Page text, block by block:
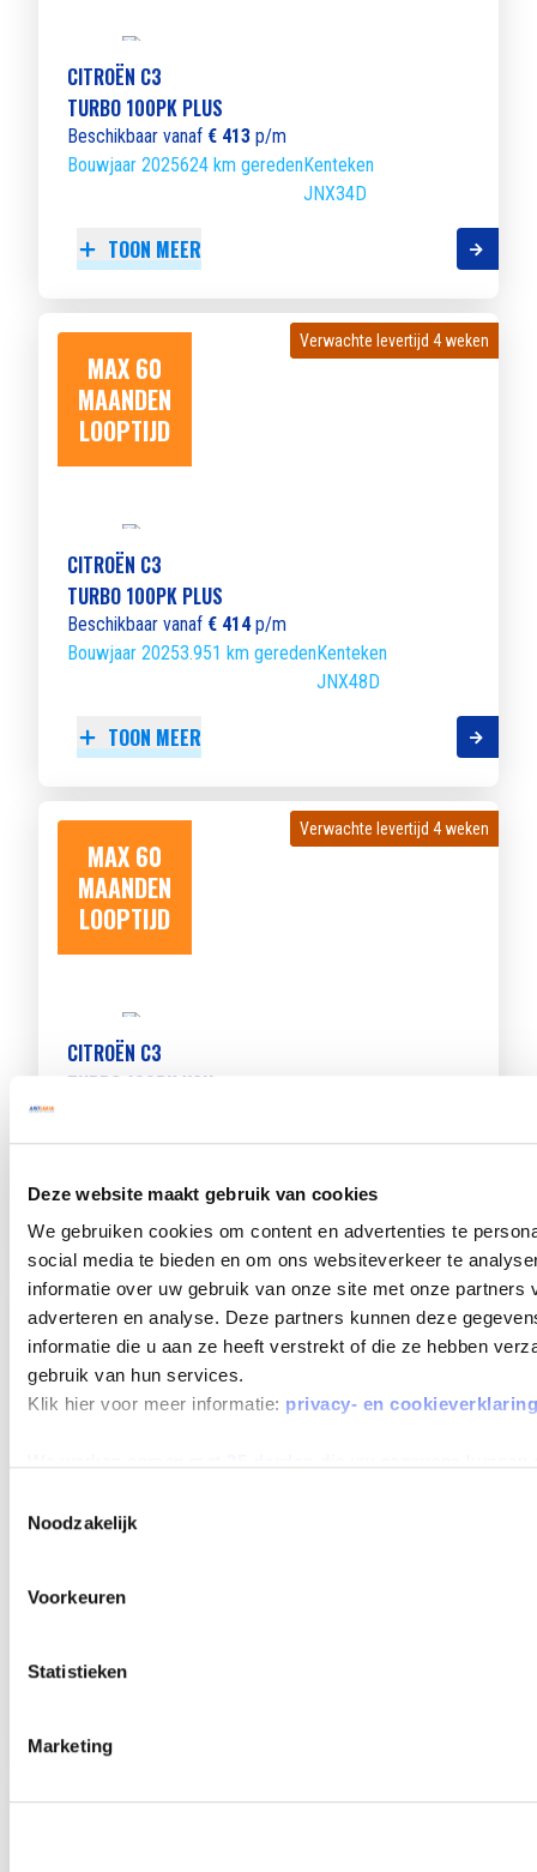
Deze website maakt gebruik van cookies
We gebruiken cookies om content en advertenties te
social media te bieden en om ons websiteverkeer te
informatie over uw gebruik van onze site met onze partners
adverteren en analyse. Deze partners kunnen deze
informatie die u aan ze heeft verstrekt of die ze hebben
gebruik van hun services.
Klik hier voor meer informatie: privacy- en cookieverklaring
Noodzakelijk
Voorkeuren
Statistieken
Marketing
CITROËN C3
TURBO 100PK PLUS
Beschikbaar vanaf € 413 p/m
Bouwjaar 2025624 km geredenKenteken
JNX34D
TOON MEER
MAX 60
MAANDEN
LOOPTIJD
Verwachte levertijd 4 weken
Verwachte levertijd 4 weken
CITROËN C3
TURBO 100PK PLUS
Beschikbaar vanaf € 414p/m
Bouwjaar 20253.951 km geredenKenteken
JNX48D
TOON MEER
MAX 60
MAANDEN
LOOPTIJD
Verwachte levertijd 4 weken
Verwachte levertijd 4 weken
CITROËN C3
TURBO 100PK YOU
Bouwjaar 20268.562 km geredenKenteken
TOON MEER
MAX 60
MAANDEN
LOOPTIJD
Verwachte levertijd 4 weken
Verwachte levertijd 4 weken
CITROËN C3
Beschikbaar vanaf
Verwachte levertijd 4 weken
Verwachte levertijd 4 weken